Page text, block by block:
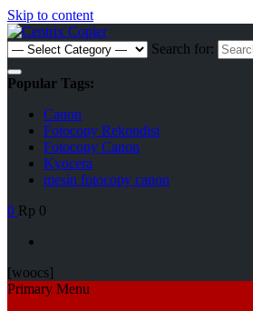
Skip to content
Search for:
Popular Tags:
Canon
Fotocopy Rekondisi
Fotocopy Canon
Kyocera
mesin fotocopy canon
0 Rp 0
[woocs]
Primary Menu